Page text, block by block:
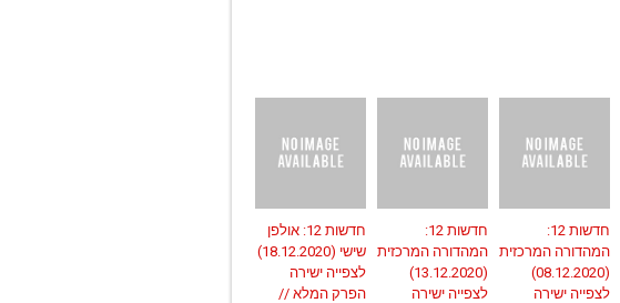
חדשות 12: אולפן
שישי (18.12.2020)
לצפייה ישירה
הפרק המלא //
חדשות 12:
המהדורה המרכזית
(13.12.2020)
לצפייה ישירה
חדשות 12:
המהדורה המרכזית
(08.12.2020)
לצפייה ישירה